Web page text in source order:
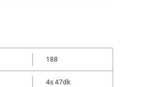
188
4s 47dk